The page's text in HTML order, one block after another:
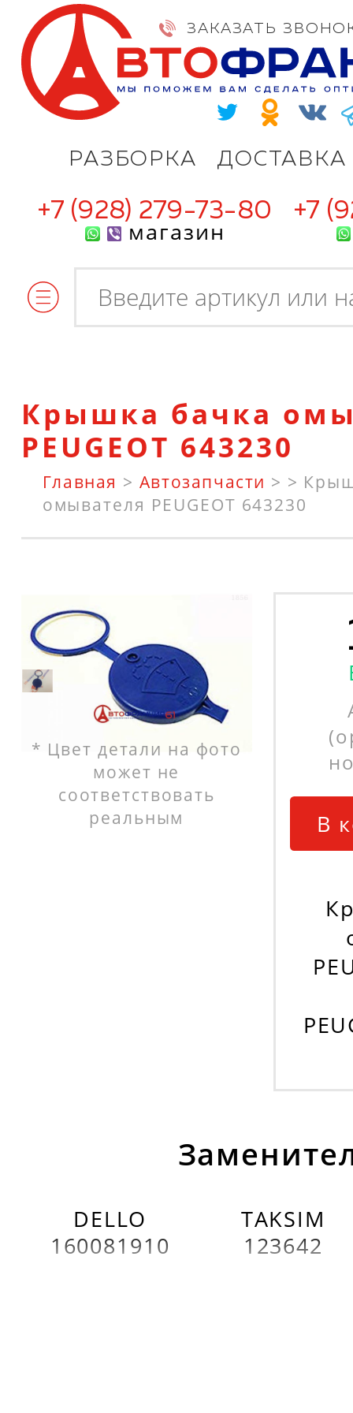
РАЗБОРКА ДОСТАВКА
ЗАКАЗАТЬ
+7 (928) 279-73-80
магазин
+7
Крышка бачка
PEUGEOT 643230
Главная > Автозапчасти > >
омывателя PEUGEOT 643230
* Цвет детали на фото
может не
соответствовать
реальным
В
DELLO
160081910
TAKSIM
123642